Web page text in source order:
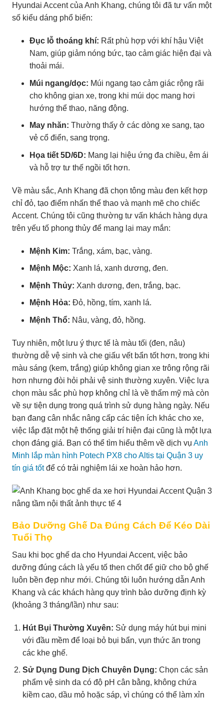
Hyundai Accent của Anh Khang, chúng tôi đã tư vấn một
số kiểu dáng phổ biến:
Đục lỗ thoáng khí: Rất phù hợp với khí hậu Việt
Nam, giúp giảm nóng bức, tạo cảm giác hiện đại và
thoải mái.
Múi ngang/dọc: Múi ngang tạo cảm giác rộng rãi
cho không gian xe, trong khi múi dọc mang hơi
hướng thể thao, năng động.
May nhăn: Thường thấy ở các dòng xe sang, tạo
vẻ cổ điển, sang trọng.
Họa tiết 5D/6D: Mang lại hiệu ứng đa chiều, êm ái
và hỗ trợ tư thế ngồi tốt hơn.
Về màu sắc, Anh Khang đã chọn tông màu đen kết hợp
chỉ đỏ, tạo điểm nhấn thể thao và mạnh mẽ cho chiếc
Accent. Chúng tôi cũng thường tư vấn khách hàng dựa
trên yếu tố phong thủy để mang lại may mắn:
Mệnh Kim: Trắng, xám, bạc, vàng.
Mệnh Mộc: Xanh lá, xanh dương, đen.
Mệnh Thủy: Xanh dương, đen, trắng, bạc.
Mệnh Hỏa: Đỏ, hồng, tím, xanh lá.
Mệnh Thổ: Nâu, vàng, đỏ, hồng.
Tuy nhiên, một lưu ý thực tế là màu tối (đen, nâu)
thường dễ vệ sinh và che giấu vết bẩn tốt hơn, trong khi
màu sáng (kem, trắng) giúp không gian xe trông rộng rãi
hơn nhưng đòi hỏi phải vệ sinh thường xuyên. Việc lựa
chọn màu sắc phù hợp không chỉ là về thẩm mỹ mà còn
về sự tiện dụng trong quá trình sử dụng hàng ngày. Nếu
bạn đang cân nhắc nâng cấp các tiện ích khác cho xe,
việc lắp đặt một hệ thống giải trí hiện đại cũng là một lựa
chọn đáng giá. Bạn có thể tìm hiểu thêm về dịch vụ Anh
Minh lắp màn hình Potech PX8 cho Altis tại Quận 3 uy
tín giá tốtđể có trải nghiệm lái xe hoàn hảo hơn.
Bảo Dưỡng Ghế Da Đúng Cách Để Kéo Dài
Tuổi Thọ
Sau khi bọc ghế da cho Hyundai Accent, việc bảo
dưỡng đúng cách là yếu tố then chốt để giữ cho bộ ghế
luôn bền đẹp như mới. Chúng tôi luôn hướng dẫn Anh
Khang và các khách hàng quy trình bảo dưỡng định kỳ
(khoảng 3 tháng/lần) như sau:
Hút Bụi Thường Xuyên: Sử dụng máy hút bụi mini
với đầu mềm để loại bỏ bụi bẩn, vụn thức ăn trong
các khe ghế.
Sử Dụng Dung Dịch Chuyên Dụng: Chọn các sản
phẩm vệ sinh da có độ pH cân bằng, không chứa
kiềm cao, dầu mỏ hoặc sáp, vì chúng có thể làm xỉn